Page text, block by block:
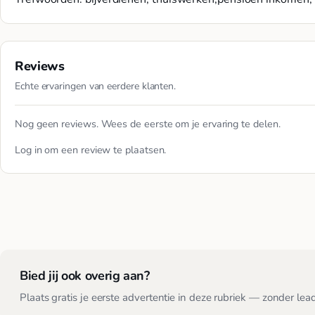
Reviews
Echte ervaringen van eerdere klanten.
Nog geen reviews. Wees de eerste om je ervaring te delen.
Log in om een review te plaatsen.
Bied jij ook overig aan?
Plaats gratis je eerste advertentie in deze rubriek — zonder